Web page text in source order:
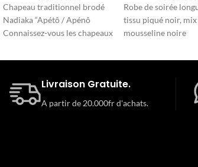
Chapeau traditionnel brodé
Nadiaka “Apétô / Apénô
Connaissez-vous les chapeaux
Karimu, créatrice de mode
Robe de soirée
tissu piqué noir, mix
mousseline noire
Livraison Gratuite.
A partir de 20.000fr d'achats.